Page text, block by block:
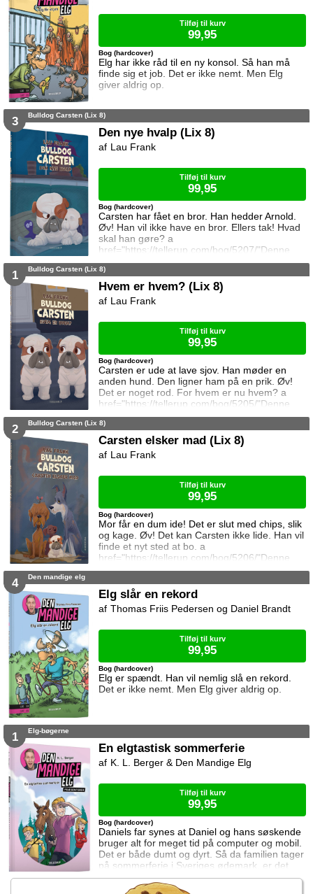
Elg har ikke råd til en ny konsol. Så han må
finde sig et job. Det er ikke nemt. Men Elg
giver aldrig op.
Bog (hardcover)
Tilføj til kurv
99,95
3 Bulldog Carsten (Lix 8)
Den nye hvalp (Lix 8)
Carsten har fået en bror. Han hedder Arnold.
Øv! Han vil ikke have en bror. Ellers tak! Hvad
skal han gøre? a
href="https://tellerup.com/bog/5207/"Denne
titel findes også i LIX 15!/a
Bog (hardcover)
Lau Frank
Tilføj til kurv
99,95
1 Bulldog Carsten (Lix 8)
Hvem er hvem? (Lix 8)
Carsten er ude at lave sjov. Han møder en
anden hund. Den ligner ham på en prik. Øv!
Det er noget rod. For hvem er nu hvem? a
href="https://tellerup.com/bog/5205/"Denne
titel findes også i LIX 15!/a
Bog (hardcover)
Lau Frank
Tilføj til kurv
99,95
2 Bulldog Carsten (Lix 8)
Carsten elsker mad (Lix 8)
Mor får en dum ide! Det er slut med chips, slik
og kage. Øv! Det kan Carsten ikke lide. Han vil
finde et nyt sted at bo. a
href="https://tellerup.com/bog/5206/"Denne
titel findes også i LIX 15!/a
Bog (hardcover)
Lau Frank
Tilføj til kurv
99,95
4 Den mandige elg
Elg slår en rekord
Elg er spændt. Han vil nemlig slå en rekord.
Det er ikke nemt. Men Elg giver aldrig op.
Bog (hardcover)
Thomas Friis Pedersen og Daniel Brandt
Tilføj til kurv
99,95
1 Elg-bøgerne
En elgtastisk sommerferie
Daniels far synes at Daniel og hans søskende
bruger alt for meget tid på computer og mobil.
Det er både dumt og dyrt. Så da familien tager
på sommerferie i Sveriges ødemark, er det
værsgo at aflevere mobilerne. Nu skal de
nemlig være rigtig sammen. Daniel synes det
Bog (hardcover)
K. L. Berger & Den Mandige Elg
Tilføj til kurv
99,95